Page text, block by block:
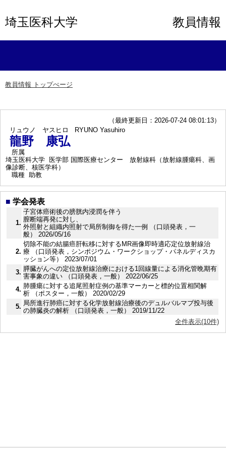
埼玉医科大学 教員情報
教員情報 トップぺージ
（最終更新日：2026-07-24 08:01:13）
リュウノ ヤスヒロ
RYUNO Yasuhiro
龍野 康弘
所属
埼玉医科大学 医学部 国際医療センター 放射線科（放射線腫瘍科、画
像診断、核医学科）
職種 助教
■ 学会発表
1.
子宮体癌術後の膀胱内浸潤を伴う
膣断端再発に対し、
外照射と組織内照射で局所制御を得た一例 （口頭発表，一
般） 2026/05/16
2.
切除不能の結腸癌肝転移に対するMR画像即時適応定位放射線治
療 （口頭発表，シンポジウム・ワークショップ・パネルディスカ
ッション等） 2023/07/01
3. 膵臓がんへの定位放射線治療における1回線量による消化管晩期有
害事象の違い （口頭発表，一般） 2022/06/25
4. 肺腫瘍に対する追尾照射症例の基準マーカーと標的位置相関解
析 （ポスター，一般） 2020/02/29
5. 局所進行肺癌に対する化学放射線治療後のデュルバルマブ投与後
の肺臓炎の解析 （口頭発表，一般） 2019/11/22
全件表示(10件)